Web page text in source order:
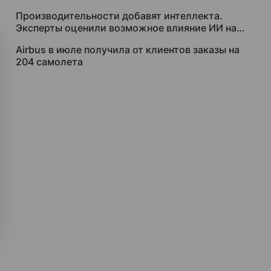
Производительности добавят интеллекта.
Эксперты оценили возможное влияние ИИ на
Airbus в июле получила от клиентов заказы на
204 самолета